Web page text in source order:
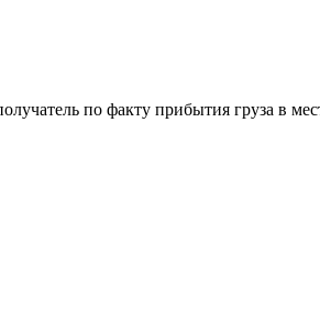
по факту прибытия груза в